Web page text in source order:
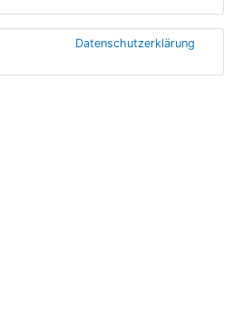
Datenschutzerklärung